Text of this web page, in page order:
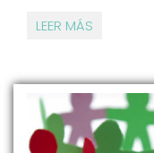
LEER MÁS